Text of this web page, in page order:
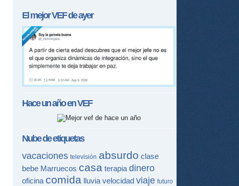
El mejorVEFde ayer
Hace un año enVEF
Nube de etiquetas
vacaciones televisión absurdo clase
bebe Marruecos casa terapia dinero
oficina comida lluvia velocidad viaje futuro